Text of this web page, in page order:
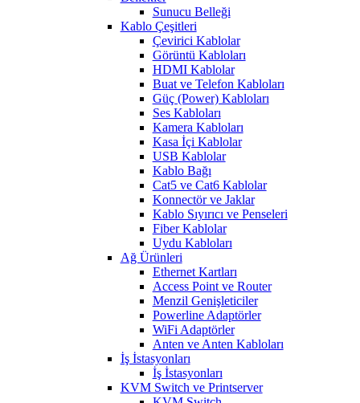
Sunucu Belleği
Kablo Çeşitleri
Çevirici Kablolar
Görüntü Kabloları
HDMI Kablolar
Buat ve Telefon Kabloları
Güç (Power) Kabloları
Ses Kabloları
Kamera Kabloları
Kasa İçi Kablolar
USB Kablolar
Kablo Bağı
Cat5 ve Cat6 Kablolar
Konnectör ve Jaklar
Kablo Sıyırıcı ve Penseleri
Fiber Kablolar
Uydu Kabloları
Ağ Ürünleri
Ethernet Kartları
Access Point ve Router
Menzil Genişleticiler
Powerline Adaptörler
WiFi Adaptörler
Anten ve Anten Kabloları
İş İstasyonları
İş İstasyonları
KVM Switch ve Printserver